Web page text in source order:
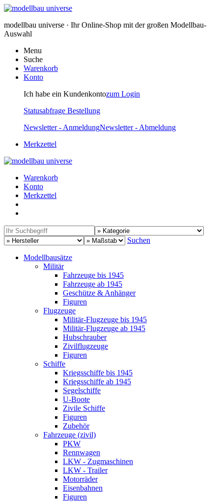
modellbau universe · Ihr Online-Shop mit der großen Modellbau-
Auswahl
Menu
Suche
Warenkorb
Konto
Ich habe ein Kundenkontozum Login
Statusabfrage Bestellung
Newsletter - AnmeldungNewsletter - Abmeldung
Merkzettel
Warenkorb
Konto
Merkzettel
Suchen
Modellbausätze
Militär
Fahrzeuge bis 1945
Fahrzeuge ab 1945
Geschütze & Anhänger
Figuren
Flugzeuge
Militär-Flugzeuge bis 1945
Militär-Flugzeuge ab 1945
Hubschrauber
Zivilflugzeuge
Figuren
Schiffe
Kriegsschiffe bis 1945
Kriegsschiffe ab 1945
Segelschiffe
U-Boote
Zivile Schiffe
Figuren
Zubehör
Fahrzeuge (zivil)
PKW
Rennwagen
LKW - Zugmaschinen
LKW - Trailer
Motorräder
Eisenbahnen
Figuren